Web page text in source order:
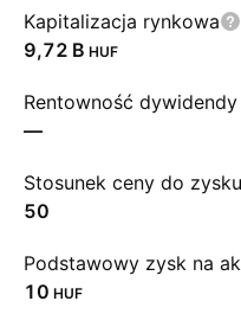
Kapitalizacja rynkowa
‪9,72 B‬ HUF
Rentowność
—
Stosunek ceny do
50
10 HUF